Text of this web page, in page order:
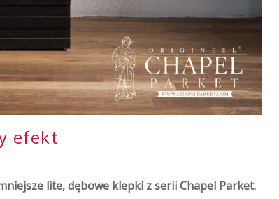
efekt
lite, dębowe klepki z serii Chapel Parket.